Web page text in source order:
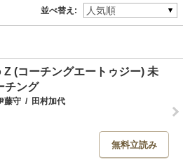
並べ替え:
(コーチングエートゥジー) 未
チング
藤守 / 田村加代
無料立読み